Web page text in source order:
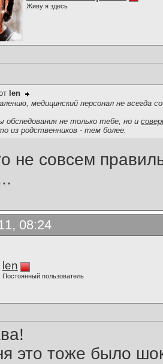
Живу я здесь
len
медицинский персонал не всегда
обследования не только тебе, но и
из родственников - тем более.
не совсем
08:24
len
Постоянный пользователь
это тоже было